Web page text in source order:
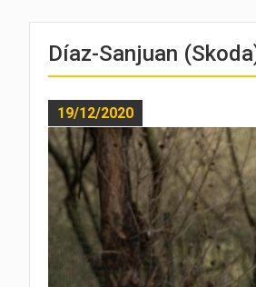
Díaz-Sanjuan
19/12/2020